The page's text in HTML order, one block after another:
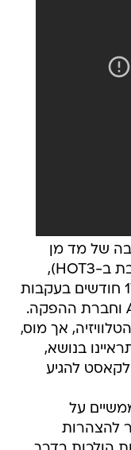
של מד מן
למסך (בארץ היא משודרת מדי שבת ב-HOT3),
של 17 חודשים בעקבות
משבר בין ווינר, רשת הכבלים AMC וחברת ההפקה.
אך מוס,
בנושא,
להגיע
על
להצהרות